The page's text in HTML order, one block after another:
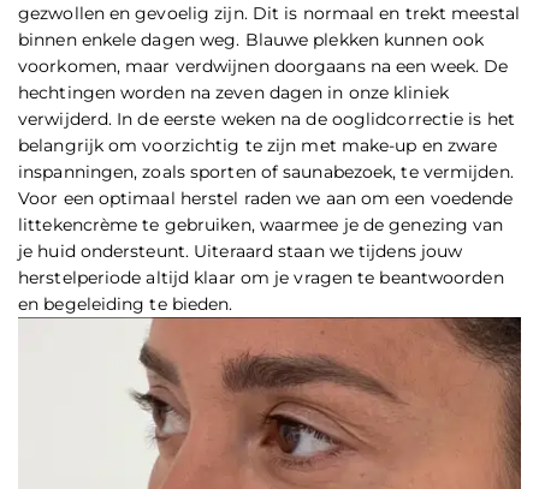
gezwollen en gevoelig zijn. Dit is normaal en trekt meestal
binnen enkele dagen weg. Blauwe plekken kunnen ook
voorkomen, maar verdwijnen doorgaans na een week. De
hechtingen worden na zeven dagen in onze kliniek
verwijderd. In de eerste weken na de ooglidcorrectie is het
belangrijk om voorzichtig te zijn met make-up en zware
inspanningen, zoals sporten of saunabezoek, te vermijden.
Voor een optimaal herstel raden we aan om een voedende
littekencrème te gebruiken, waarmee je de genezing van
je huid ondersteunt. Uiteraard staan we tijdens jouw
herstelperiode altijd klaar om je vragen te beantwoorden
en begeleiding te bieden.